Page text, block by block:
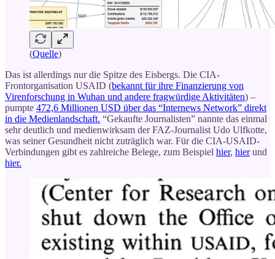
(Quelle)
Das ist allerdings nur die Spitze des Eisbergs. Die CIA-
Frontorganisation USAID (bekannt für ihre Finanzierung von
Virenforschung in Wuhan und andere fragwürdige Aktivitäten) –
pumpte 472,6 Millionen USD über das “Internews Network” direkt
in die Medienlandschaft. “Gekaufte Journalisten” nannte das einmal
sehr deutlich und medienwirksam der FAZ-Journalist Udo Ulfkotte,
was seiner Gesundheit nicht zuträglich war. Für die CIA-USAID-
Verbindungen gibt es zahlreiche Belege, zum Beispiel hier, hierund
hier.